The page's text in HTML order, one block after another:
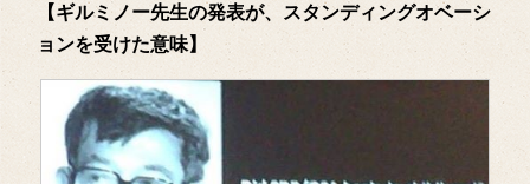
【ギルミノー先生の発表が、スタンディングオベーシ
ョンを受けた意味】